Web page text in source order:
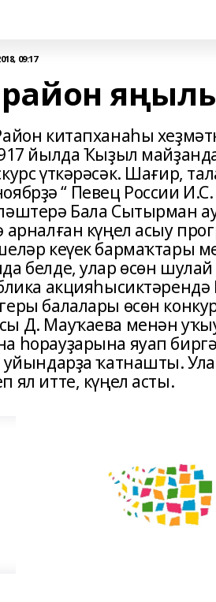
09:17
район
китапханаһы
йылда Ҡыҙыл
үткәрәсәк. Шағир,
“ Певец России
Бала Сытырман
арналған күңел асыу
кеүек бармаҡтары
белде, улар өсөн
балалары өсөн
Д. Мауҡаева менән
һорауҙарына яуап
уйындарҙа ҡатнашты.
ял итте, күңел асты.